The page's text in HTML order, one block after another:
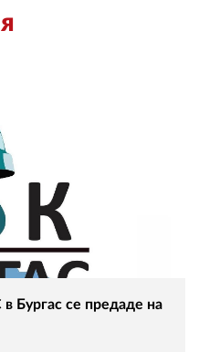
Бургас се предаде на